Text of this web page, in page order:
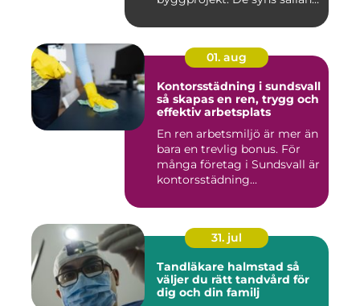
01. aug
Kontorsstädning i sundsvall
så skapas en ren, trygg och
effektiv arbetsplats
En ren arbetsmiljö är mer än
bara en trevlig bonus. För
många företag i Sundsvall är
kontorsstädning...
31. jul
Tandläkare halmstad så
väljer du rätt tandvård för
dig och din familj